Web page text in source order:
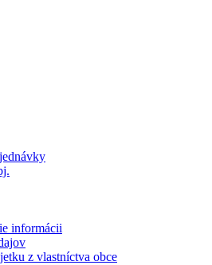
informácii
z vlastníctva obce